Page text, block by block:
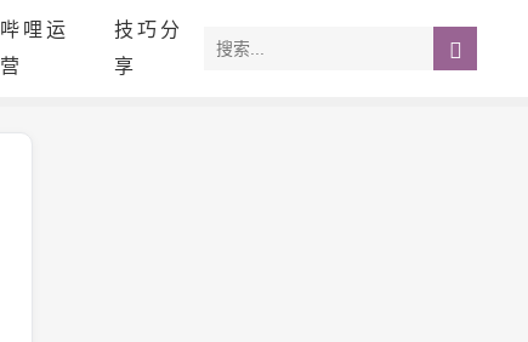
哔哩运
营
技巧分
享